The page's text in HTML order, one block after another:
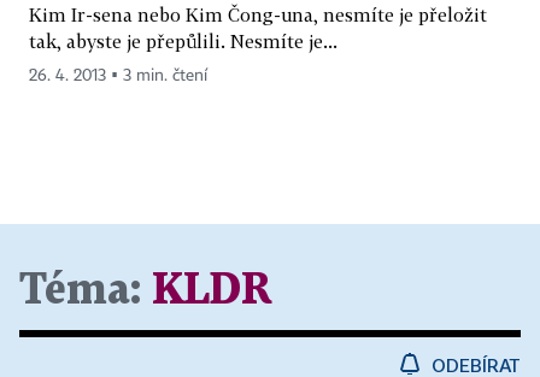
Kim Ir-sena nebo Kim Čong-una, nesmíte je přeložit
tak, abyste je přepůlili. Nesmíte je...
26. 4. 2013 ▪ 3 min. čtení
Téma: KLDR
ODEBÍRAT